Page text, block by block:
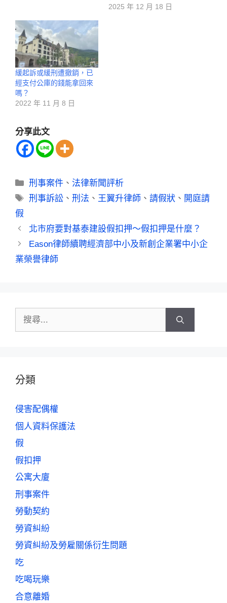
2025 年 12 月 18 日
緩起訴或緩刑遭撤銷，已
經支付公庫的錢能拿回來
嗎？
2022 年 11 月 8 日
分享此文
刑事案件 、 法律新聞評析
刑事訴訟 、刑法 、 王翼升律師 、請假狀 、 開庭請
假
北市府要對基泰建設假扣押～假扣押是什麼？
Eason律師續聘經濟部中小及新創企業署中小企
業榮譽律師
分類
侵害配偶權
個人資料保護法
假
假扣押
公寓大廈
刑事案件
勞動契約
勞資糾紛
勞資糾紛及勞雇關係衍生問題
吃
吃喝玩樂
合意離婚